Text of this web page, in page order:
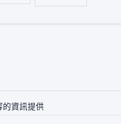
的資訊提供